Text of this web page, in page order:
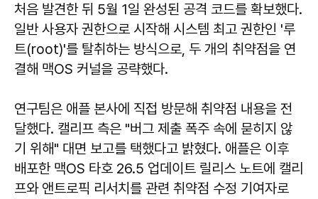
처음 발견한 뒤 5월 1일 완성된 공격 코드를 확보했다.
일반 사용자 권한으로 시작해 시스템 최고 권한인 '루
트(root)'를 탈취하는 방식으로, 두 개의 취약점을 연
결해 맥OS 커널을 공략했다.
연구팀은 애플 본사에 직접 방문해 취약점 내용을 전
달했다. 캘리프 측은 "버그 제출 폭주 속에 묻히지 않
기 위해" 대면 보고를 택했다고 밝혔다. 애플은 이후
배포한 맥OS 타호 26.5 업데이트 릴리스 노트에 캘리
프와 앤트로픽 리서치를 관련 취약점 수정 기여자로